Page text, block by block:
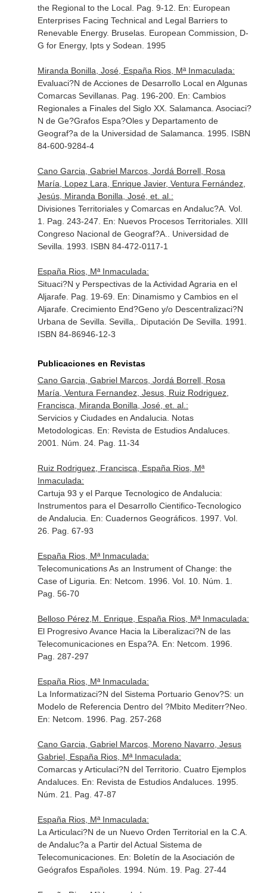
the Regional to the Local. Pag. 9-12. En: European
Enterprises Facing Technical and Legal Barriers to
Renevable Energy. Bruselas. European Commission, D-
G for Energy, Ipts y Sodean. 1995
Miranda Bonilla, José, España Rios, Mª Inmaculada:
Evaluaci?N de Acciones de Desarrollo Local en Algunas
Comarcas Sevillanas. Pag. 196-200. En: Cambios
Regionales a Finales del Siglo XX. Salamanca. Asociaci?
N de Ge?Grafos Espa?Oles y Departamento de
Geograf?a de la Universidad de Salamanca. 1995. ISBN
84-600-9284-4
Cano Garcia, Gabriel Marcos, Jordá Borrell, Rosa
María, Lopez Lara, Enrique Javier, Ventura Fernández,
Jesús, Miranda Bonilla, José, et. al.:
Divisiones Territoriales y Comarcas en Andaluc?A. Vol.
1. Pag. 243-247. En: Nuevos Procesos Territoriales. XIII
Congreso Nacional de Geograf?A.
. Universidad de
Sevilla. 1993. ISBN 84-472-0117-1
España Rios, Mª Inmaculada:
Situaci?N y Perspectivas de la Actividad Agraria en el
Aljarafe. Pag. 19-69. En: Dinamismo y Cambios en el
Aljarafe. Crecimiento End?Geno y/o Descentralizaci?N
Urbana de Sevilla . Sevilla,. Diputación De Sevilla. 1991.
ISBN 84-86946-12-3
Publicaciones en Revistas
Cano Garcia, Gabriel Marcos, Jordá Borrell, Rosa
María, Ventura Fernandez, Jesus, Ruiz Rodriguez,
Francisca, Miranda Bonilla, José, et. al.:
Servicios y Ciudades en Andalucia. Notas
Metodologicas. En: Revista de Estudios Andaluces.
2001. Núm. 24. Pag. 11-34
Ruiz Rodriguez, Francisca, España Rios, Mª
Inmaculada:
Cartuja 93 y el Parque Tecnologico de Andalucia:
Instrumentos para el Desarrollo Cientifico-Tecnologico
de Andalucia. En: Cuadernos Geográficos. 1997. Vol.
26. Pag. 67-93
España Rios, Mª Inmaculada:
Telecomunications As an Instrument of Change: the
Case of Liguria. En: Netcom . 1996. Vol. 10. Núm. 1.
Pag. 56-70
Belloso Pérez,M. Enrique, España Rios, Mª Inmaculada:
El Progresivo Avance Hacia la Liberalizaci?N de las
Telecomunicaciones en Espa?A. En: Netcom . 1996.
Pag. 287-297
España Rios, Mª Inmaculada:
La Informatizaci?N del Sistema Portuario Genov?S: un
Modelo de Referencia Dentro del ?Mbito Mediterr?Neo.
En: Netcom . 1996. Pag. 257-268
Cano Garcia, Gabriel Marcos, Moreno Navarro, Jesus
Gabriel, España Rios, Mª Inmaculada:
Comarcas y Articulaci?N del Territorio. Cuatro Ejemplos
Andaluces. En: Revista de Estudios Andaluces. 1995.
Núm. 21. Pag. 47-87
España Rios, Mª Inmaculada:
La Articulaci?N de un Nuevo Orden Territorial en la C.A.
de Andaluc?a a Partir del Actual Sistema de
Telecomunicaciones. En: Boletín de la Asociación de
Geógrafos Españoles. 1994. Núm. 19. Pag. 27-44